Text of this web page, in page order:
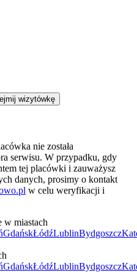
wizytówkę
nie została
serwisu. W przypadku, gdy
tej placówki i zauważysz
danych, prosimy o kontakt
w celu weryfikacji i
w miastach
GdańskŁódźLublinBydgoszcz
GdańskŁódźLublinBydgoszcz